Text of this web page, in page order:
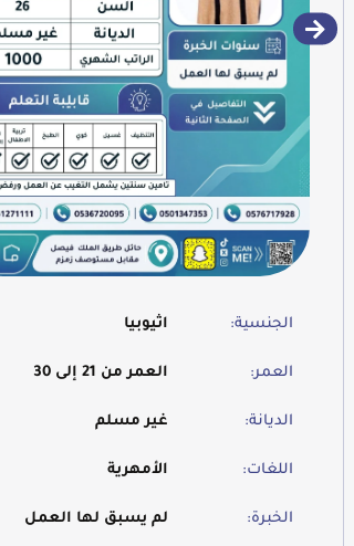
الجنسية: اثيوبيا
العمر: العمر من 21 إلى 30
الديانة: غير مسلم
اللغات: الأمهرية
الخبرة: لم يسبق لها العمل